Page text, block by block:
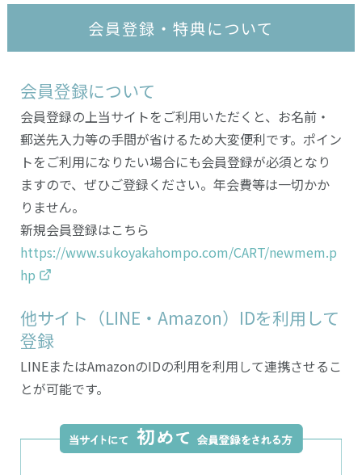
会員登録・特典について
会員登録について
会員登録の上当サイトをご利用いただくと、お名前・
郵送先入力等の手間が省けるため大変便利です。ポイン
トをご利用になりたい場合にも会員登録が必須となり
ますので、ぜひご登録ください。年会費等は一切かか
りません。
新規会員登録はこちら
https://www.sukoyakahompo.com/CART/newmem.p
hp
他サイト（LINE・Amazon）IDを利用して
登録
LINEまたはAmazonのIDの利用を利用して連携させるこ
とが可能です。